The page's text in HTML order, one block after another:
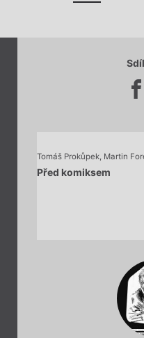
Tomáš Prokůpek, Martin
Před komiksem